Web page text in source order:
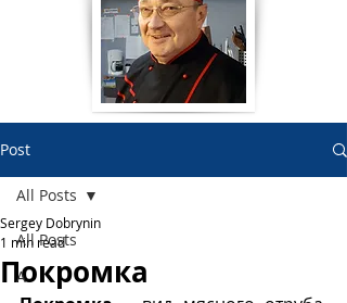
Post
All Posts
А
All Posts
Покромка
Sergey Dobrynin
1 min read